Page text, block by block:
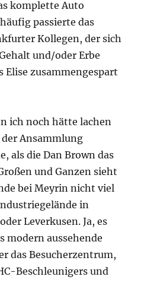
komplette Auto
passierte das
Kollegen, der sich
und/oder Erbe
Elise zusammengespart
ich noch hätte lachen
Ansammlung
als die Dan Brown das
und Ganzen sieht
bei Meyrin nicht viel
in
Leverkusen. Ja, es
modern aussehende
das Besucherzentrum,
Beschleunigers und